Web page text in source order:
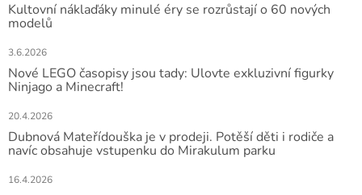
Kultovní náklaďáky minulé éry se rozrůstají o 60 nových
modelů
3.6.2026
Nové LEGO časopisy jsou tady: Ulovte exkluzivní figurky
Ninjago a Minecraft!
20.4.2026
Dubnová Mateřídouška je v prodeji. Potěší děti i rodiče a
navíc obsahuje vstupenku do Mirakulum parku
16.4.2026